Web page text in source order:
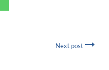
Next post